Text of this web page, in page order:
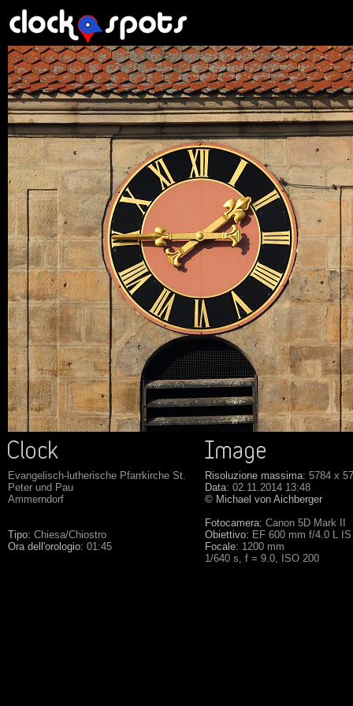
Evangelisch-lutherische Pfarrkirche St.
Peter und Pau
Ammerndorf
Tipo: Chiesa/Chiostro
Ora dell'orologio: 01:45
Risoluzione massima: 5784 x
Data: 02.11.2014 13:48
© Michael von Aichberger
Fotocamera: Canon 5D Mark II
Obiettivo: EF 600 mm f/4.0 L
Focale: 1200 mm
1/640 s, f = 9.0, ISO 200